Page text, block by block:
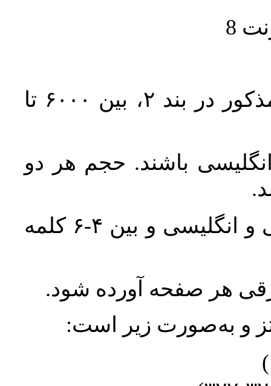
حجم کل مقاله با احتساب تمام بخش‌های مذکور در بند ۲، بین ۶۰۰۰ تا
باشند. حجم هر دو
واژگان کلیدی بلافاصله پس از چکیده فارسی و انگلیسی و بین ۴-۶ کلمه
هر صفحه آورده شود.
و به‌صورت زیر است: